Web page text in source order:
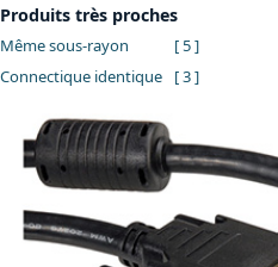
Produits très proches
Même sous-rayon
[ 5 ]
Connectique identique
[ 3 ]